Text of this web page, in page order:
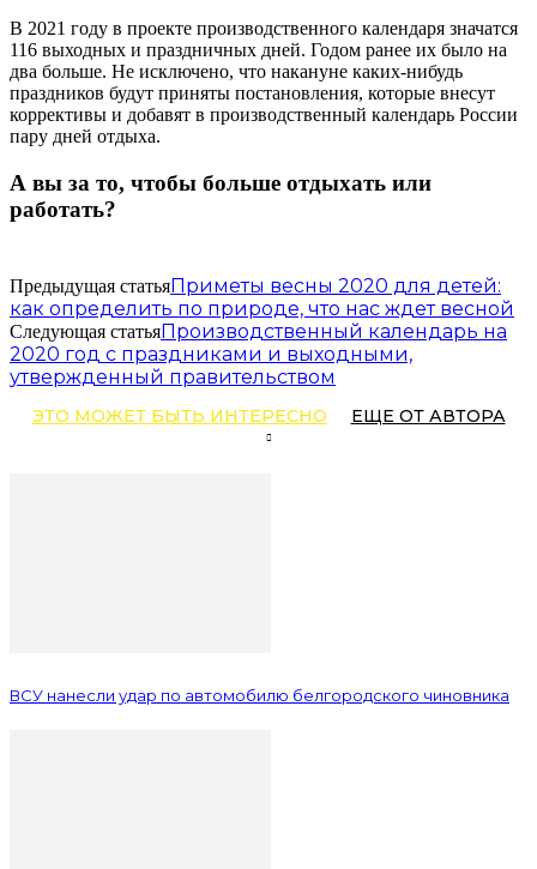
В 2021 году в проекте производственного календаря значатся
116 выходных и праздничных дней. Годом ранее их было на
два больше. Не исключено, что накануне каких-нибудь
праздников будут приняты постановления, которые внесут
коррективы и добавят в производственный календарь России
пару дней отдыха.
А вы за то, чтобы больше отдыхать или
работать?
Предыдущая статьяПриметы весны 2020 для детей:
как определить по природе, что нас ждет весной
Следующая статьяПроизводственный календарь на
2020 год с праздниками и выходными,
утвержденный правительством
ЭТО МОЖЕТ БЫТЬ ИНТЕРЕСНО ЕЩЕ ОТ АВТОРА
ВСУ нанесли удар по автомобилю белгородского чиновника